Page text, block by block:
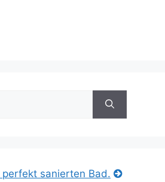
perfekt sanierten Bad.